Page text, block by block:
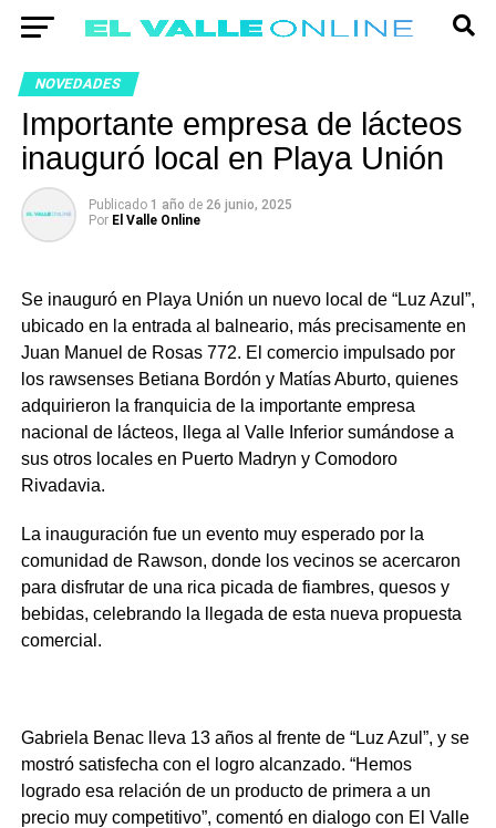
NOVEDADES
Importante empresa de lácteos
inauguró local en Playa Unión
Publicado 1 año de 26 junio, 2025
Por El Valle Online
Se inauguró en Playa Unión un nuevo local de “Luz Azul”,
ubicado en la entrada al balneario, más precisamente en
Juan Manuel de Rosas 772. El comercio impulsado por
los rawsenses Betiana Bordón y Matías Aburto, quienes
adquirieron la franquicia de la importante empresa
nacional de lácteos, llega al Valle Inferior sumándose a
sus otros locales en Puerto Madryn y Comodoro
Rivadavia.
La inauguración fue un evento muy esperado por la
comunidad de Rawson, donde los vecinos se acercaron
para disfrutar de una rica picada de fiambres, quesos y
bebidas, celebrando la llegada de esta nueva propuesta
comercial.
Gabriela Benac lleva 13 años al frente de “Luz Azul”, y se
mostró satisfecha con el logro alcanzado. “Hemos
logrado esa relación de un producto de primera a un
precio muy competitivo”, comentó en dialogo con El Valle